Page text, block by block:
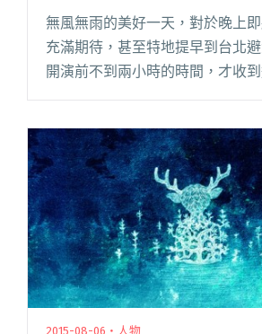
無風無雨的美好一天，對於晚上
充滿期待，甚至特地提早到台北
開演前不到兩小時的時間，才收
夏日特演場」於接近閱讀全文 "沈
臨時被三創強制取消 超扯理由引
彈"
2015-08-06・人物